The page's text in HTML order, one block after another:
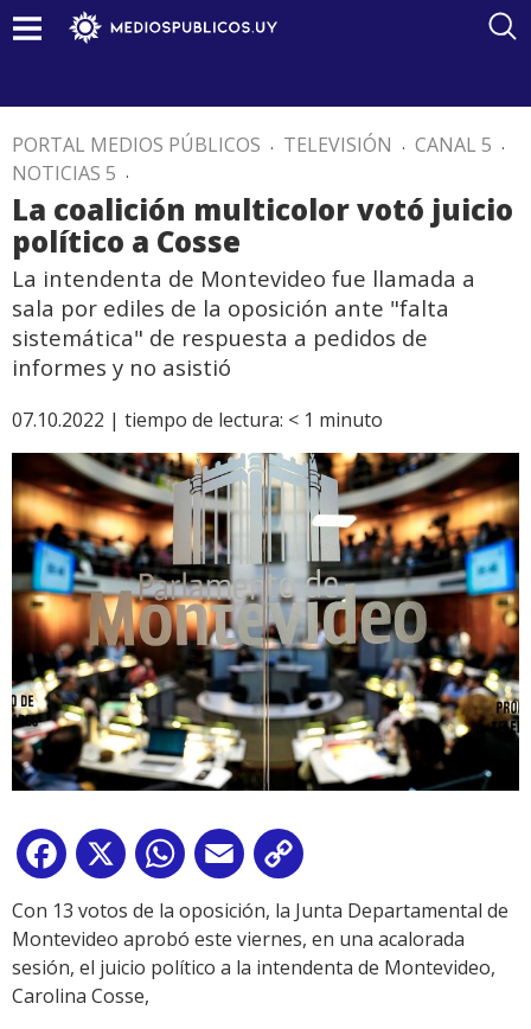
PORTAL MEDIOS PÚBLICOS . TELEVISIÓN . CANAL 5 .
NOTICIAS 5 .
La coalición multicolor votó juicio
político a Cosse
La intendenta de Montevideo fue llamada a
sala por ediles de la oposición ante "falta
sistemática" de respuesta a pedidos de
informes y no asistió
07.10.2022 | tiempo de lectura: < 1 minuto
Facebook
X WhatsApp
Email
Link
Con 13 votos de la oposición, la Junta Departamental de
Montevideo aprobó este viernes, en una acalorada
sesión, el juicio político a la intendenta de Montevideo,
Carolina Cosse,